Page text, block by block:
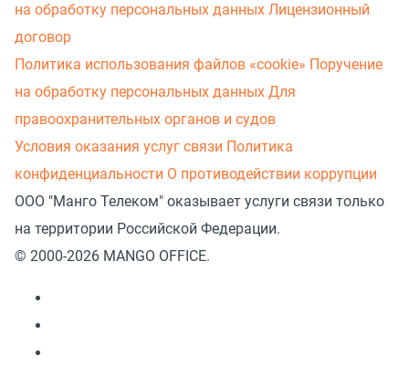
на обработку персональных данных Лицензионный
договор
Политика использования файлов «cookie» Поручение
на обработку персональных данных Для
правоохранительных органов и судов
Условия оказания услуг связи Политика
конфиденциальности О противодействии коррупции
ООО "Манго Телеком" оказывает услуги связи только
на территории Российской Федерации.
© 2000-2026 MANGO OFFICE.